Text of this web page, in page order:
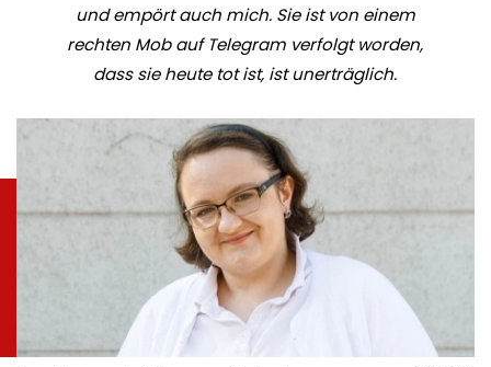
und empört auch mich. Sie ist von einem
rechten Mob auf Telegram verfolgt worden,
dass sie heute tot ist, ist unerträglich.